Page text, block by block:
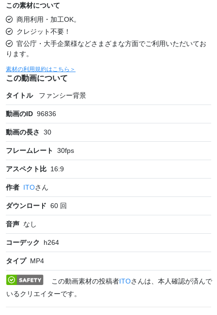
この素材について
商用利用・加工OK。
クレジット不要！
官公庁・大手企業様などさまざまな方面でご利用いただいてお
ります。
素材の利用規約はこちら＞
この動画について
タイトル ファンシー背景
動画のID 96836
動画の長さ 30
フレームレート 30fps
アスペクト比 16:9
作者 ITOさん
ダウンロード 60 回
音声 なし
コーデック h264
タイプ MP4
この動画素材の投稿者ITOさんは、本人確認が済んで
いるクリエイターです。